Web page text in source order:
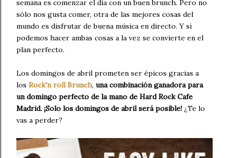
semana es comenzar el día con un buen brunch. Pero no
sólo nos gusta comer, otra de las mejores cosas del
mundo es disfrutar de buena música en directo. Y si
podemos hacer ambas cosas a la vez se convierte en el
plan perfecto.
Los domingos de abril prometen ser épicos gracias a
los Rock'n roll Brunch, una combinación ganadora para
un domingo perfecto de la mano de Hard Rock Cafe
Madrid. ¡Solo los domingos de abril será posible! ¿Te lo
vas a perder?